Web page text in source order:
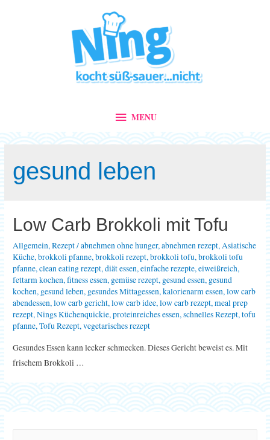
MENU
MENU
gesund leben
Low Carb Brokkoli mit Tofu
Allgemein,Rezept/abnehmen ohne hunger,abnehmen rezept,Asiatische
Küche,brokkoli pfanne,brokkoli rezept,brokkoli tofu,brokkoli tofu
pfanne,clean eating rezept,diät essen,einfache rezepte,eiweißreich,
fettarm kochen,fitness essen, gemüse rezept, gesund essen, gesund
kochen, gesund leben, gesundes Mittagessen,kalorienarm essen,low carb
abendessen,low carb gericht,low carb idee,low carb rezept,meal prep
rezept,Nings Küchenquickie,proteinreiches essen,schnelles Rezept,tofu
pfanne,Tofu Rezept,vegetarisches rezept
Gesundes Essen kann lecker schmecken. Dieses Gericht beweist es. Mit
frischem Brokkoli …